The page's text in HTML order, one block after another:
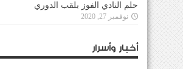
حلم النادي الفوز بلقب الدوري
نوفمبر 27, 2020
أخبار وأسرار